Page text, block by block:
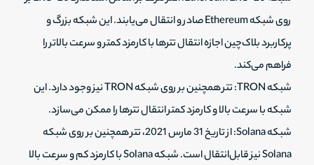
روی شبکه Ethereum صادر و انتقال می‌یابند. این شبکه بزرگ و
پرکاربرد بلاک‌چین اجازه انتقال تترها با کارمزد کمتر و سرعت بالاتر را
فراهم می‌کند.
شبکه TRON: تتر همچنین بر روی شبکه TRON نیز وجود دارد. این
شبکه با سرعت بالا و کارمزد کمتر انتقال تترها را ممکن می‌سازد.
شبکه Solana: از تاریخ 31 مارس 2021، تتر همچنین بر روی شبکه
Solana نیز قابل‌انتقال است. شبکه Solana با کارمزد کم و سرعت بالا